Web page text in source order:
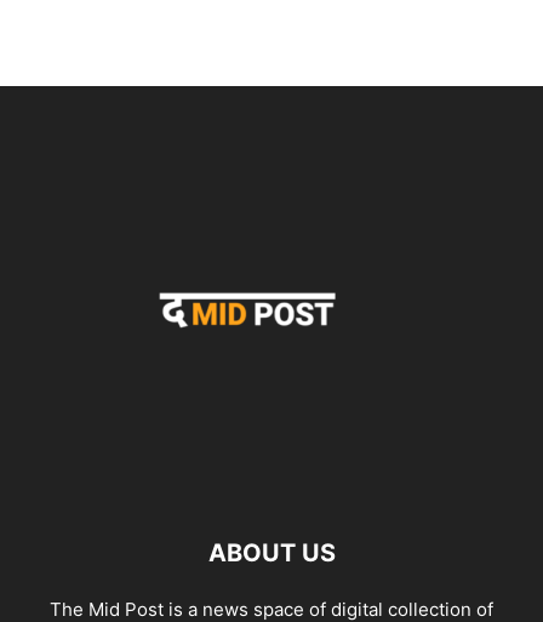
ABOUT US
The Mid Post is a news space of digital collection of